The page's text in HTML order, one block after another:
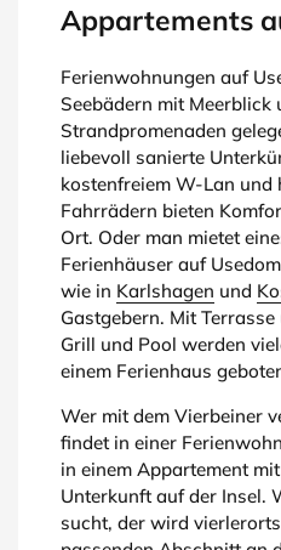
Appartements
Ferienwohnungen auf
Seebädern mit Meerblick
Strandpromenaden
liebevoll sanierte
kostenfreiem W-Lan und
Fahrrädern bieten
Ort. Oder man mietet
Ferienhäuser auf
wie in Karlshagen und
Gastgebern. Mit
Grill und Pool werden
einem Ferienhaus
Wer mit dem Vierbeiner
findet in einer
in einem Appartement
Unterkunft auf der Insel.
sucht, der wird